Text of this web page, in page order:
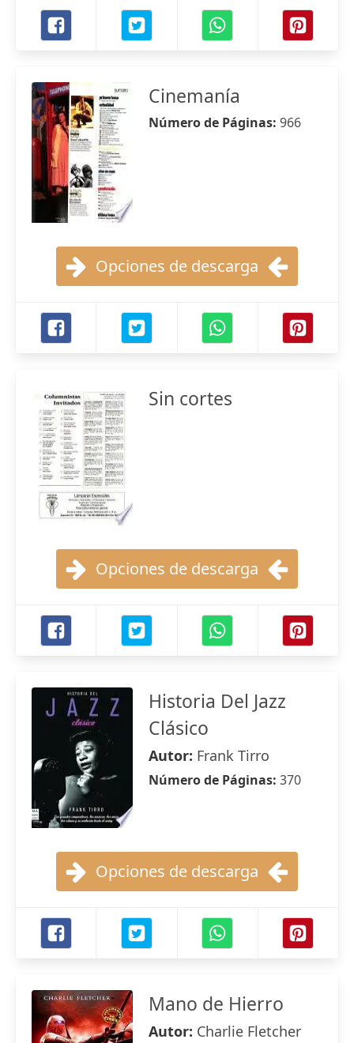
Cinemanía
Número de Páginas: 966
Opciones de descarga
Sin cortes
Opciones de descarga
Historia Del Jazz
Clásico
Autor: Frank Tirro
Número de Páginas: 370
Opciones de descarga
Mano de Hierro
Autor: Charlie Fletcher